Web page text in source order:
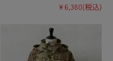
¥6,380(税込)